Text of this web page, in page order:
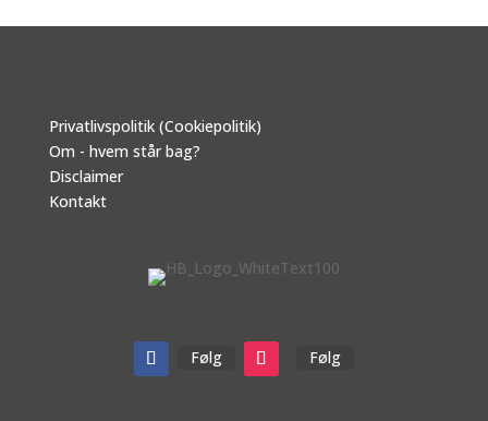
Privatlivspolitik (Cookiepolitik)
Om - hvem står bag?
Disclaimer
Kontakt
Følg Følg